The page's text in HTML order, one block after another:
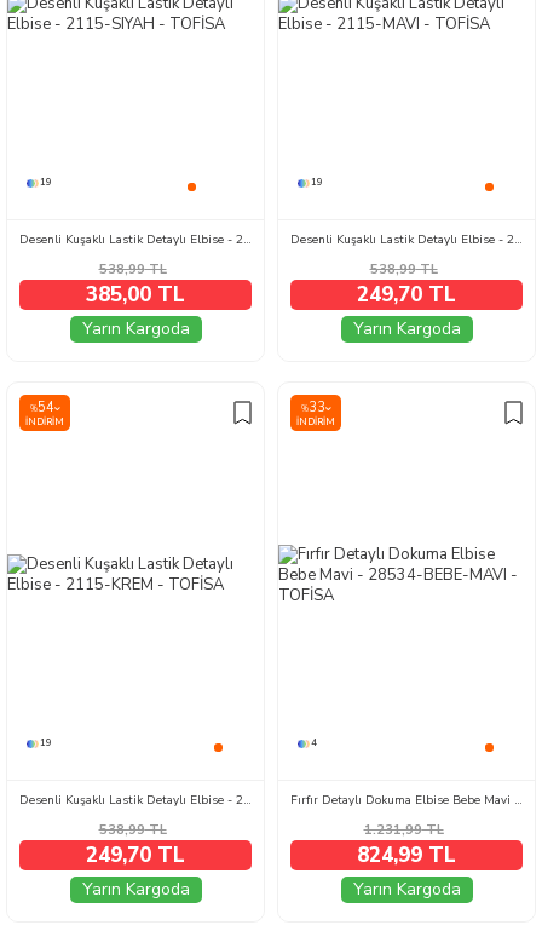
19
Desenli Kuşaklı Lastik Detaylı Elbise - 2115-SIYAH
538,99TL
385,00 TL
Yarın Kargoda
19
Desenli Kuşaklı Lastik Detaylı Elbise - 2115-MAVI
538,99TL
249,70 TL
Yarın Kargoda
%54
İNDIRIM
19
Desenli Kuşaklı Lastik Detaylı Elbise - 2115-KREM
538,99TL
249,70 TL
Yarın Kargoda
%33
İNDIRIM
4
Fırfır Detaylı Dokuma Elbise Bebe Mavi - 28534-BEBE-MAVI
1.231,99TL
824,99 TL
Yarın Kargoda